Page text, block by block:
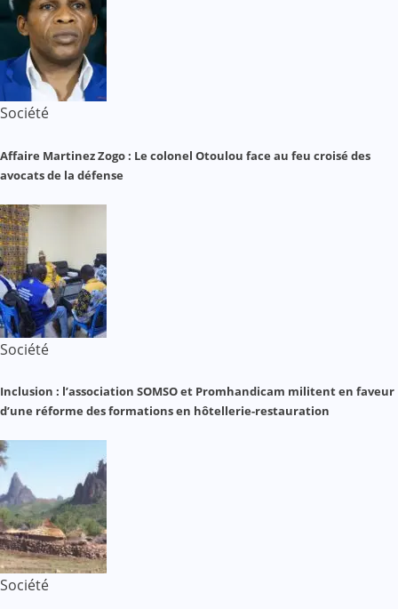
Société
Affaire Martinez Zogo : Le colonel Otoulou face au feu croisé des
avocats de la défense
Société
Inclusion : l’association SOMSO et Promhandicam militent en faveur
d’une réforme des formations en hôtellerie-restauration
Société